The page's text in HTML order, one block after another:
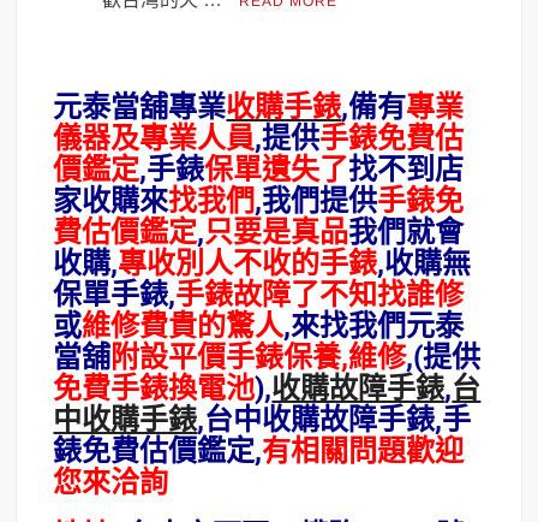
元泰當舖專業收購手錶,備有專業
儀器及專業人員,提供手錶免費估
價鑑定,手錶保單遺失了找不到店
家收購來找我們,我們提供手錶免
費估價鑑定,只要是真品我們就會
收購,專收別人不收的手錶,收購無
保單手錶,手錶故障了不知找誰修
或維修費貴的驚人,來找我們元泰
當舖附設平價手錶保養,維修,(提供
免費手錶換電池),收購故障手錶,台
中收購手錶,台中收購故障手錶,手
錶免費估價鑑定,有相關問題歡迎
您來洽詢